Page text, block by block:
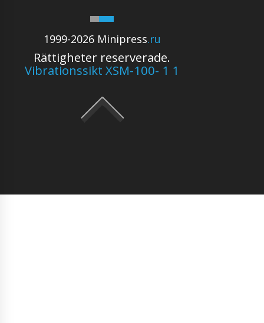
1999-2026 Minipress.ru
Rättigheter reserverade.
Vibrationssikt XSM-100- 1 1